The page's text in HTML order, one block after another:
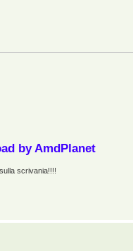
by AmdPlanet
scrivania!!!!